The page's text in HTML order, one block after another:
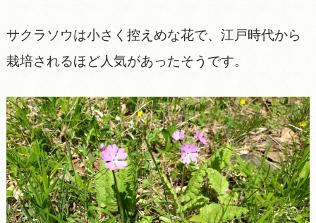
サクラソウは小さく控えめな花で、江戸時代から
栽培されるほど人気があったそうです。